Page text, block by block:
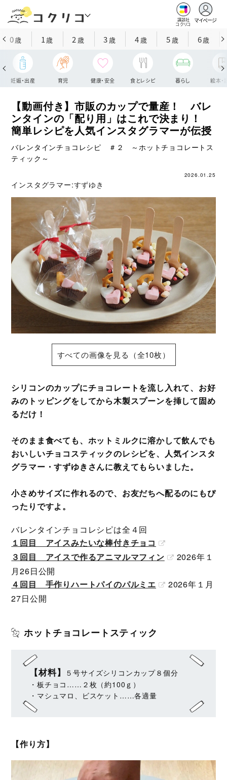
講談社
コクリコ
マイページ
0歳 1歳 2 歳 3歳 4歳 5歳 6歳
妊娠・出産 育児 健康・安全 食とレシピ 暮らし 絵本・
【動画付き】市販のカップで量産！ バレ
ンタインの「配り用」はこれで決まり！
簡単レシピを人気インスタグラマーが伝授
バレンタインチョコレシピ ＃２ ～ホットチョコレートス
ティック～
2026.01.25
インスタグラマー:すずゆき
すべての画像を見る（全10枚）
シリコンのカップにチョコレートを流し入れて、お好
みのトッピングをしてから木製スプーンを挿して固め
るだけ！
そのまま食べても、ホットミルクに溶かして飲んでも
おいしいチョコスティックのレシピを、人気インスタ
グラマー・すずゆきさんに教えてもらいました。
小さめサイズに作れるので、お友だちへ配るのにもぴ
ったりですよ。
バレンタインチョコレシピは全４回
１回目 アイスみたいな棒付きチョコ
３回目 アイスで作るアニマルマフィン
2026年１
月26日公開
４回目 手作りハートパイのパルミエ
2026年１月
27日公開
ホットチョコレートスティック
【材料】
５号サイズシリコンカップ８個分
・板チョコ……２枚（約100ｇ）
・マシュマロ、ビスケット……各適量
【作り方】